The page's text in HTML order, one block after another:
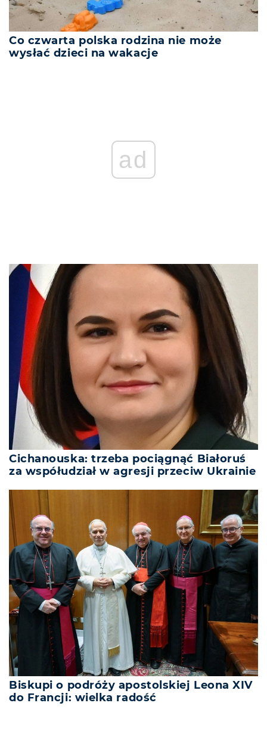
Co czwarta polska rodzina nie może
wysłać dzieci na wakacje
Cichanouska: trzeba pociągnąć Białoruś
za współudział w agresji przeciw Ukrainie
Biskupi o podróży apostolskiej Leona XIV
do Francji: wielka radość